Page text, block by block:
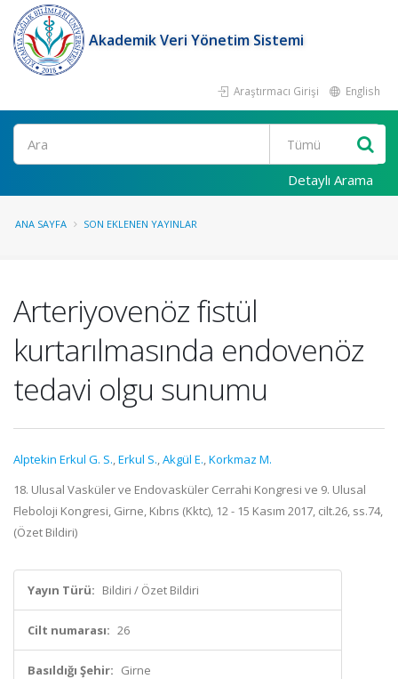
Akademik Veri Yönetim Sistemi
Araştırmacı Girişi English
Ara
Detaylı Arama
ANA SAYFA SON EKLENEN YAYINLAR
Arteriyovenöz fistül
kurtarılmasında endovenöz
tedavi olgu sunumu
Alptekin Erkul G. S.,Erkul S.,Akgül E.,Korkmaz M.
18. Ulusal Vasküler ve Endovasküler Cerrahi Kongresi ve 9. Ulusal
Fleboloji Kongresi, Girne, Kıbrıs (Kktc), 12 - 15 Kasım 2017, cilt.26, ss.74,
(Özet Bildiri)
Yayın Türü: Bildiri / Özet Bildiri
Cilt numarası: 26
Basıldığı Şehir: Girne